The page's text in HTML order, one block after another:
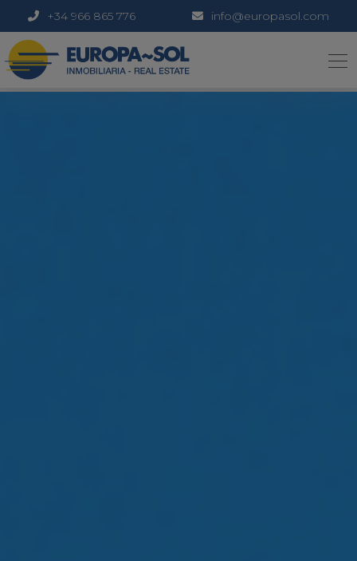
+34 966 865 776 info@europasol.com